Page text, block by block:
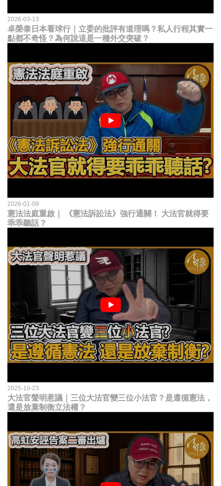
2026-03-13
卓榮泰日本看球行｜立委的批評有道理嗎？私人行程其實一
點都不奇怪？為何說這是一種外交突破？
2026-01-09
憲法法庭重啟｜ 《憲法訴訟法》強行通關！ 大法官就得要
乖乖聽話？
2025-10-23
大法官聲明惹議｜三位大法官變三位小法官？是遵循憲法，
還是放棄制衡立法權？